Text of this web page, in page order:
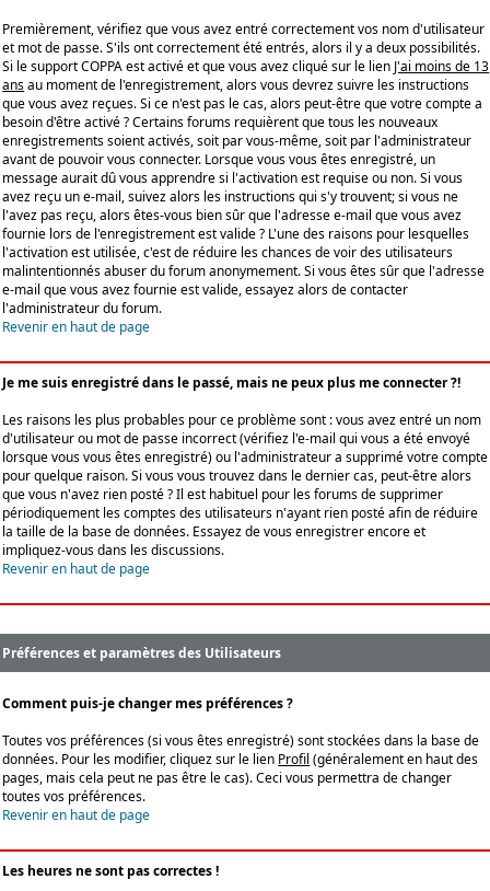
Premièrement, vérifiez que vous avez entré correctement vos nom d'utilisateur
et mot de passe. S'ils ont correctement été entrés, alors il y a deux possibilités.
Si le support COPPA est activé et que vous avez cliqué sur le lien J'ai moins de 13
ansau moment de l'enregistrement, alors vous devrez suivre les instructions
que vous avez reçues. Si ce n'est pas le cas, alors peut-être que votre compte a
besoin d'être activé ? Certains forums requièrent que tous les nouveaux
enregistrements soient activés, soit par vous-même, soit par l'administrateur
avant de pouvoir vous connecter. Lorsque vous vous êtes enregistré, un
message aurait dû vous apprendre si l'activation est requise ou non. Si vous
avez reçu un e-mail, suivez alors les instructions qui s'y trouvent; si vous ne
l'avez pas reçu, alors êtes-vous bien sûr que l'adresse e-mail que vous avez
fournie lors de l'enregistrement est valide ? L'une des raisons pour lesquelles
l'activation est utilisée, c'est de réduire les chances de voir des utilisateurs
malintentionnés abuser du forum anonymement. Si vous êtes sûr que l'adresse
e-mail que vous avez fournie est valide, essayez alors de contacter
l'administrateur du forum.
Revenir en haut de page
Je me suis enregistré dans le passé, mais ne peux plus me connecter ?!
Les raisons les plus probables pour ce problème sont : vous avez entré un nom
d'utilisateur ou mot de passe incorrect (vérifiez l'e-mail qui vous a été envoyé
lorsque vous vous êtes enregistré) ou l'administrateur a supprimé votre compte
pour quelque raison. Si vous vous trouvez dans le dernier cas, peut-être alors
que vous n'avez rien posté ? Il est habituel pour les forums de supprimer
périodiquement les comptes des utilisateurs n'ayant rien posté afin de réduire
la taille de la base de données. Essayez de vous enregistrer encore et
impliquez-vous dans les discussions.
Revenir en haut de page
Préférences et paramètres des Utilisateurs
Comment puis-je changer mes préférences ?
Toutes vos préférences (si vous êtes enregistré) sont stockées dans la base de
données. Pour les modifier, cliquez sur le lien Profil (généralement en haut des
pages, mais cela peut ne pas être le cas). Ceci vous permettra de changer
toutes vos préférences.
Revenir en haut de page
Les heures ne sont pas correctes !